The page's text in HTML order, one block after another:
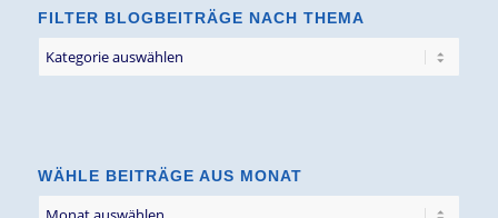
FILTER BLOGBEITRÄGE NACH THEMA
Blogbeiträge
WÄHLE BEITRÄGE AUS MONAT